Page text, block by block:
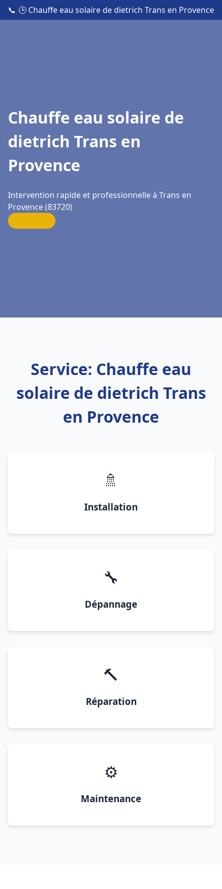
📞 🕒 Chauffe eau solaire de dietrich Trans en Provence
Chauffe eau solaire de
dietrich Trans en
Provence
Intervention rapide et professionnelle à Trans en
Provence (83720)
Service: Chauffe eau
solaire de dietrich Trans
en Provence
🚿
Installation
🔧
Dépannage
🔨
Réparation
⚙️
Maintenance